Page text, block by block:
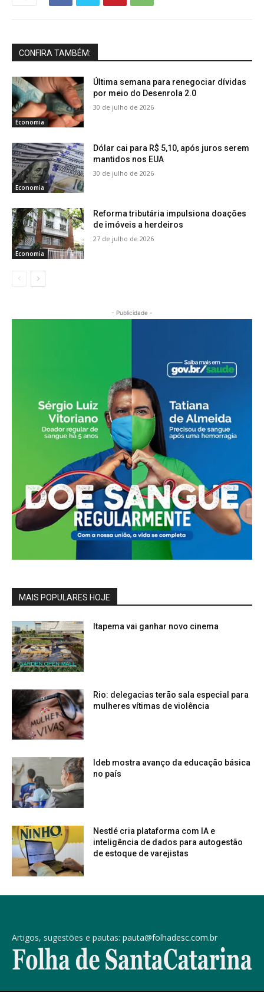
CONFIRA TAMBÉM:
Economia
Última semana para renegociar dívidas
por meio do Desenrola 2.0
30 de julho de 2026
Economia
Dólar cai para R$ 5,10, após juros serem
mantidos nos EUA
30 de julho de 2026
Economia
Reforma tributária impulsiona doações
de imóveis a herdeiros
27 de julho de 2026
- Publicidade -
MAIS POPULARES HOJE
Itapema vai ganhar novo cinema
Rio: delegacias terão sala especial para
mulheres vítimas de violência
Ideb mostra avanço da educação básica
no país
Nestlé cria plataforma com IA e
inteligência de dados para autogestão
de estoque de varejistas
Artigos, sugestões e pautas: pauta@folhadesc.com.br